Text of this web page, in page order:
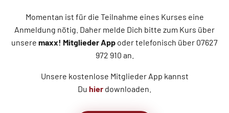
Momentan ist für die Teilnahme eines Kurses eine
Anmeldung nötig. Daher melde Dich bitte zum Kurs über
unsere maxx! Mitglieder App oder telefonisch über 07627
972 910 an.
Unsere kostenlose Mitglieder App kannst
Du hier downloaden.